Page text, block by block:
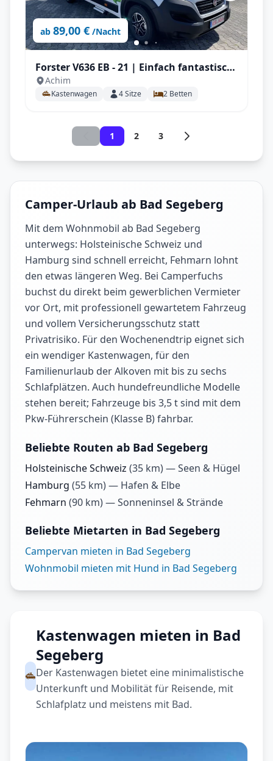
ab 89,00 € /Nacht
Forster V636 EB - 21 | Einfach fantastisch
für Teamplayer, ideal für 2 Personen mit
AHK, Solar uvm.
Achim
Kastenwagen 4Sitze 2 Betten
1 2 3
Camper-Urlaub ab Bad Segeberg
Mit dem Wohnmobil ab Bad Segeberg
unterwegs: Holsteinische Schweiz und
Hamburg sind schnell erreicht, Fehmarn lohnt
den etwas längeren Weg. Bei Camperfuchs
buchst du direkt beim gewerblichen Vermieter
vor Ort, mit professionell gewartetem Fahrzeug
und vollem Versicherungsschutz statt
Privatrisiko. Für den Wochenendtrip eignet sich
ein wendiger Kastenwagen, für den
Familienurlaub der Alkoven mit bis zu sechs
Schlafplätzen. Auch hundefreundliche Modelle
stehen bereit; Fahrzeuge bis 3,5 t sind mit dem
Pkw-Führerschein (Klasse B) fahrbar.
Beliebte Routen ab Bad Segeberg
Holsteinische Schweiz (35 km) —Seen & Hügel
Hamburg (55 km) — Hafen & Elbe
Fehmarn (90 km) —Sonneninsel & Strände
Beliebte Mietarten in Bad Segeberg
Campervan mieten in Bad Segeberg
Wohnmobil mieten mit Hund in Bad Segeberg
Kastenwagen mieten in Bad
Segeberg
Der Kastenwagen bietet eine minimalistische
Unterkunft und Mobilität für Reisende, mit
Schlafplatz und meistens mit Bad.